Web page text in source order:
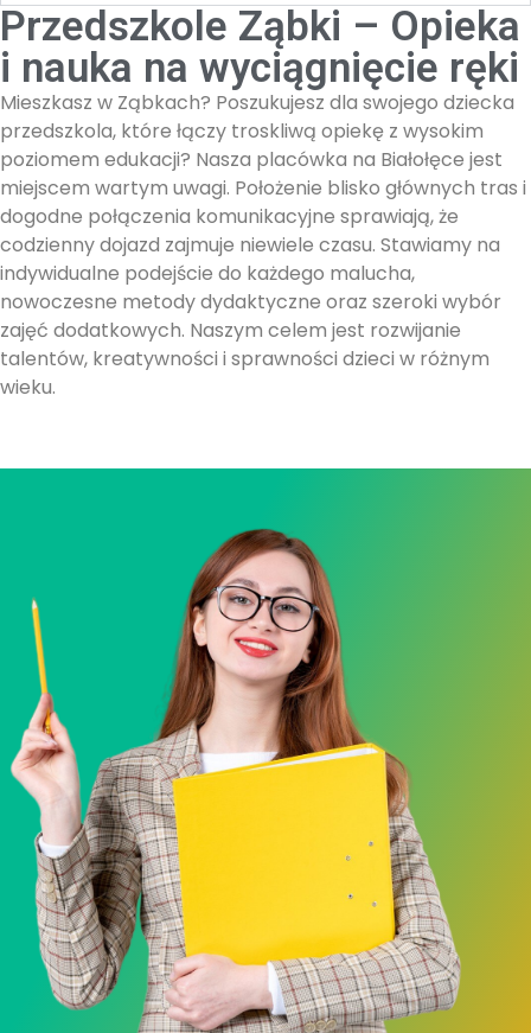
Przedszkole Ząbki – Opieka
i nauka na wyciągnięcie ręki
Mieszkasz w Ząbkach? Poszukujesz dla swojego dziecka
przedszkola, które łączy troskliwą opiekę z wysokim
poziomem edukacji? Nasza placówka na Białołęce jest
miejscem wartym uwagi. Położenie blisko głównych tras i
dogodne połączenia komunikacyjne sprawiają, że
codzienny dojazd zajmuje niewiele czasu. Stawiamy na
indywidualne podejście do każdego malucha,
nowoczesne metody dydaktyczne oraz szeroki wybór
zajęć dodatkowych. Naszym celem jest rozwijanie
talentów, kreatywności i sprawności dzieci w różnym
wieku.